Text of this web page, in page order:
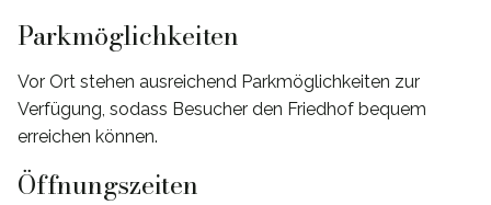
Parkmöglichkeiten
Vor Ort stehen ausreichend Parkmöglichkeiten zur
Verfügung, sodass Besucher den Friedhof bequem
erreichen können.
Öffnungszeiten